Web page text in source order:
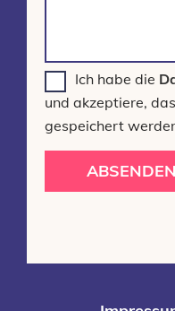
Ich habe die
und akzeptiere,
gespeichert
ABSENDEN